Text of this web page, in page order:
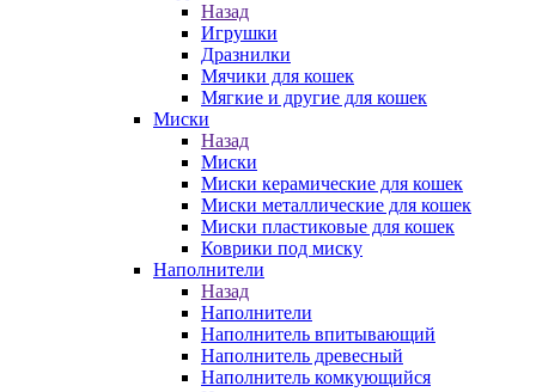
Назад
Игрушки
Дразнилки
Мячики для кошек
Мягкие и другие для кошек
Миски
Назад
Миски
Миски керамические для кошек
Миски металлические для кошек
Миски пластиковые для кошек
Коврики под миску
Наполнители
Назад
Наполнители
Наполнитель впитывающий
Наполнитель древесный
Наполнитель комкующийся